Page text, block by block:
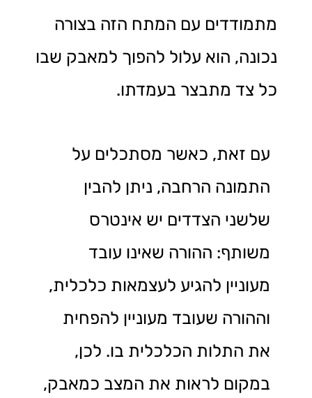
מתמודדים עם המתח הזה בצורה
נכונה, הוא עלול להפוך למאבק שבו
כל צד מתבצר בעמדתו.
עם זאת, כאשר מסתכלים על
התמונה הרחבה, ניתן להבין
שלשני הצדדים יש אינטרס
משותף: ההורה שאינו עובד
מעוניין להגיע לעצמאות כלכלית,
וההורה שעובד מעוניין להפחית
את התלות הכלכלית בו. לכן,
במקום לראות את המצב כמאבק,